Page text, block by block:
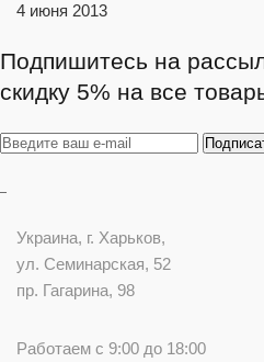
4 июня 2013
Подпишитесь на
скидку 5% на все
Украина, г. Харьков,
ул. Семинарская, 52
пр. Гагарина, 98
Работаем с 9:00 до 18:00